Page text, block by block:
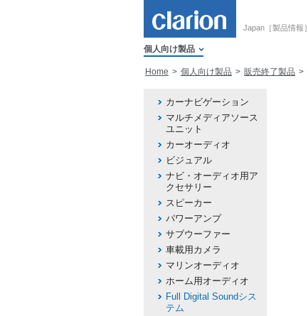
Japan［製品情報］
個人向け製品
Home 個人向け製品 販売終了製品
カーナビゲーション
マルチメディアソース
ユニット
カーオーディオ
ビジュアル
ナビ・オーディオ用ア
クセサリー
スピーカー
パワーアンプ
サブウーファー
車載用カメラ
マリンオーディオ
ホーム用オーディオ
Full Digital Soundシス
テム